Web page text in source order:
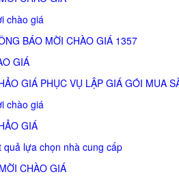
chào giá
BÁO MỜI CHÀO GIÁ 1357
GIÁ
GIÁ PHỤC VỤ LẬP GIÁ GÓI MUA
chào giá
GIÁ
quả lựa chọn nhà cung cấp
CHÀO GIÁ